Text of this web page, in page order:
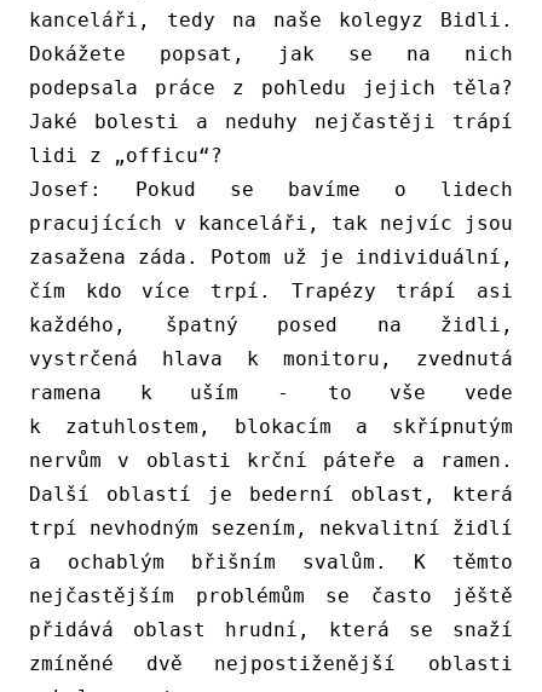
kanceláři, tedy na naše kolegyz Bidli.
Dokážete popsat, jak se na nich
podepsala práce z pohledu jejich těla?
Jaké bolesti a neduhy nejčastěji trápí
lidi z „officu“?
Josef:
Pokud se bavíme o lidech
pracujících v kanceláři, tak nejvíc jsou
zasažena záda. Potom už je individuální,
čím kdo více trpí. Trapézy trápí asi
každého, špatný posed na židli,
vystrčená hlava k monitoru, zvednutá
ramena k uším - to vše vede
k zatuhlostem, blokacím a skřípnutým
nervům v oblasti krční páteře a ramen.
Další oblastí je bederní oblast, která
trpí nevhodným sezením, nekvalitní židlí
a ochablým břišním svalům. K těmto
nejčastějším problémům se často jěště
přidává oblast hrudní, která se snaží
zmíněné dvě nejpostiženější oblasti